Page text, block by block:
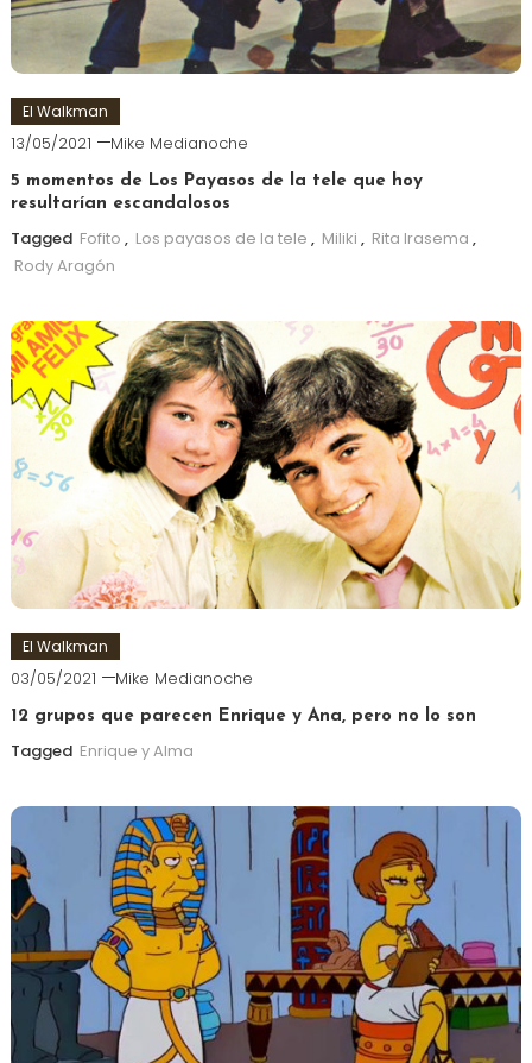
El Walkman
13/05/2021 Mike Medianoche
5 momentos de Los Payasos de la tele que hoy
resultarían escandalosos
Tagged Fofito , Los payasos de la tele , Miliki , Rita Irasema ,
Rody Aragón
El Walkman
03/05/2021 Mike Medianoche
12 grupos que parecen Enrique y Ana, pero no lo son
Tagged Enrique y Alma